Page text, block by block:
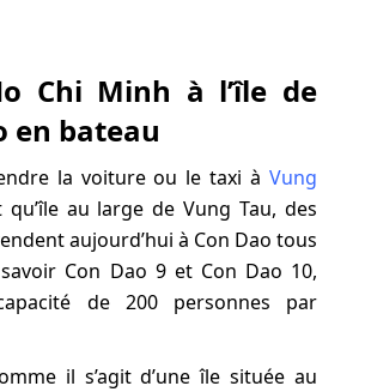
Chi Minh à l’île de
en bateau
la voiture ou le taxi à Vung
qu’île au large de Vung Tau, des
aujourd’hui à Con Dao tous
Con Dao 9 et Con Dao 10,
de 200 personnes par
il s’agit d’une île située au